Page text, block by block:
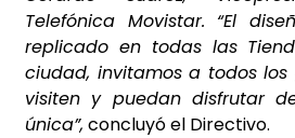
Telefónica Movistar. “El
replicado en todas las
ciudad, invitamos a todos los
visiten y puedan disfrutar
única”, concluyó el Directivo.